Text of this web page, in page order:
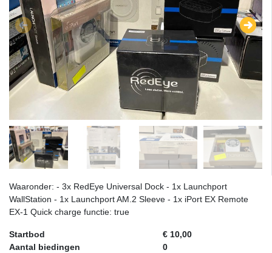
Waaronder: - 3x RedEye Universal Dock - 1x Launchport
WallStation - 1x Launchport AM.2 Sleeve - 1x iPort EX Remote
EX-1 Quick charge functie: true
Startbod
€ 10,00
Aantal biedingen
0